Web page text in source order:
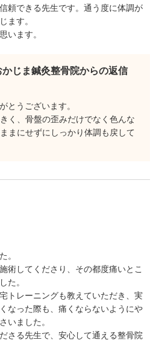
頼できる先生です。通う度に体調が
ます。
います。
かじま鍼灸整骨院からの返信
とうございます。
く、骨盤の歪みだけでなく色んな
まにせずにしっかり体調も戻して
。
術してくださり、その都度痛いとこ
た。
トレーニングも教えていただき、実
なった際も、痛くならないようにや
いました。
さる先生で、安心して通える整骨院